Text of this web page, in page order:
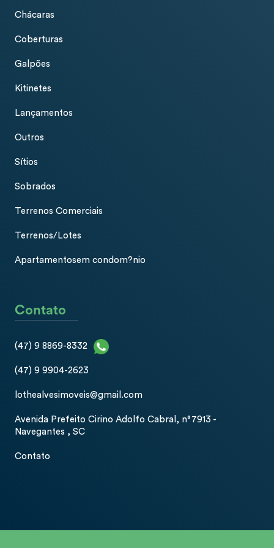
Chácaras
Coberturas
Galpões
Kitinetes
Lançamentos
Outros
Sítios
Sobrados
Terrenos Comerciais
Terrenos/Lotes
Apartamentosem condom?nio
Contato
(47) 9 8869-8332
(47) 9 9904-2623
lothealvesimoveis@gmail.com
Avenida Prefeito Cirino Adolfo Cabral, n°7913 -
Navegantes , SC
Contato